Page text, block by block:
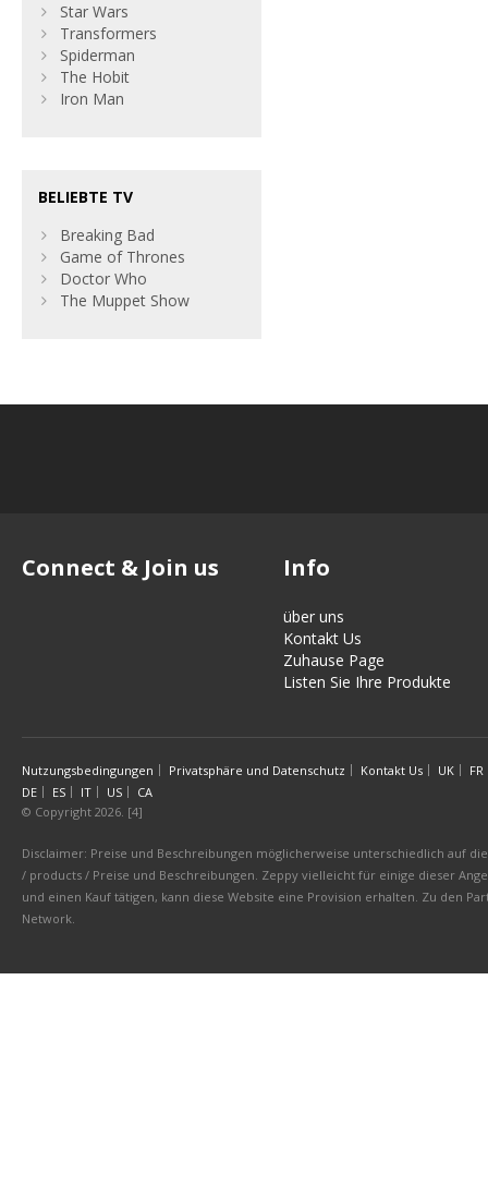
Star Wars
Transformers
Spiderman
The Hobit
Iron Man
BELIEBTE TV
Breaking Bad
Game of Thrones
Doctor Who
The Muppet Show
Connect & Join us Info
über uns
Kontakt Us
Zuhause Page
Listen Sie Ihre Produkte
Nutzungsbedingungen Privatsphäre und Datenschutz Kontakt Us UK
FR
DE
ES IT US
CA
© Copyright 2026. [4]
Disclaimer: Preise und Beschreibungen möglicherweise unterschiedlich auf
/ products / Preise und Beschreibungen. Zeppy vielleicht für einige dieser
und einen Kauf tätigen, kann diese Website eine Provision erhalten. Zu den
Network.